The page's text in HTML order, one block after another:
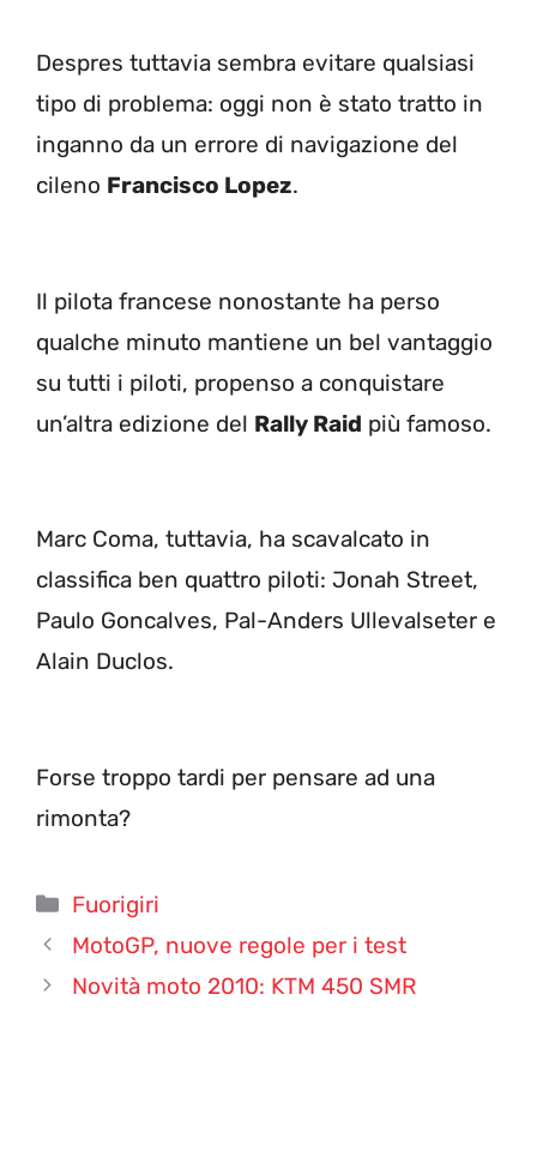
Despres tuttavia sembra evitare qualsiasi
tipo di problema: oggi non è stato tratto in
inganno da un errore di navigazione del
cileno Francisco Lopez.
Il pilota francese nonostante ha perso
qualche minuto mantiene un bel vantaggio
su tutti i piloti, propenso a conquistare
un’altra edizione del Rally Raid più famoso.
Marc Coma, tuttavia, ha scavalcato in
classifica ben quattro piloti: Jonah Street,
Paulo Goncalves, Pal-Anders Ullevalseter e
Alain Duclos.
Forse troppo tardi per pensare ad una
rimonta?
Categorie
Fuorigiri
MotoGP, nuove regole per i test
Novità moto 2010: KTM 450 SMR